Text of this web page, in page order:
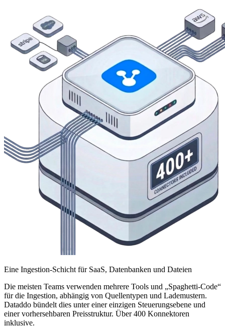
Eine Ingestion-Schicht für SaaS, Datenbanken und Dateien
Die meisten Teams verwenden mehrere Tools und „Spaghetti-Code“
für die Ingestion, abhängig von Quellentypen und Lademustern.
Dataddo bündelt dies unter einer einzigen Steuerungsebene und
einer vorhersehbaren Preisstruktur. Über 400 Konnektoren
inklusive.